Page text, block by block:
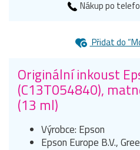
Nákup po
Přidat do
Originální inkoust
(C13T054840),
(13 ml)
Výrobce: Epson
Epson Europe B.V.,